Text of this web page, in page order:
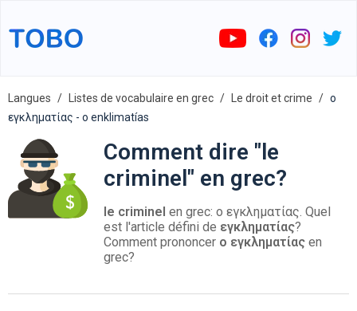
Langues Listes de vocabulaire en grec Le droit et crime
ο
εγκληματίας - o enklimatías
Comment dire "le
criminel" en grec?
le criminel en grec: ο εγκληματίας. Quel
est l'article défini de εγκληματίας?
Comment prononcer ο εγκληματίας en
grec?